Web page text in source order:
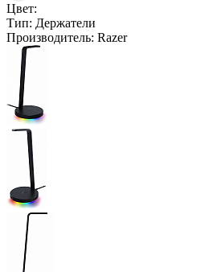
Цвет:
Тип: Держатели
Производитель: Razer